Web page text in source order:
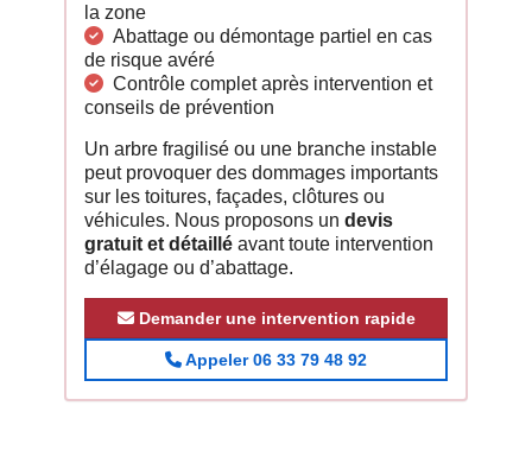
la zone
Abattage ou démontage partiel en cas
de risque avéré
Contrôle complet après intervention et
conseils de prévention
Un arbre fragilisé ou une branche instable
peut provoquer des dommages importants
sur les toitures, façades, clôtures ou
véhicules. Nous proposons un devis
gratuit et détaillé avant toute intervention
d’élagage ou d’abattage.
Demander une intervention rapide
Appeler 06 33 79 48 92